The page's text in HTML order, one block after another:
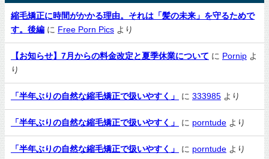
縮毛矯正に時間がかかる理由。それは「髪の未来」を守るためで
す。後編 に Free Porn Pics より
【お知らせ】7月からの料金改定と夏季休業について に Pornip よ
り
「半年ぶりの自然な縮毛矯正で扱いやすく」 に 333985 より
「半年ぶりの自然な縮毛矯正で扱いやすく」 に porntude より
「半年ぶりの自然な縮毛矯正で扱いやすく」 に porntude より